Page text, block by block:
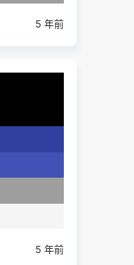
5 年前
5 年前